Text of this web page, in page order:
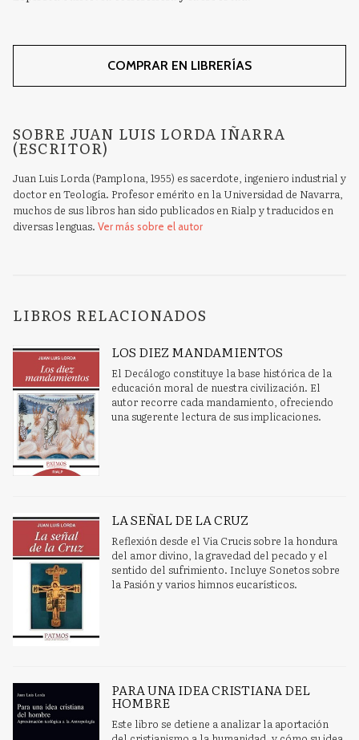
COMPRAR EN LIBRERÍAS
SOBRE JUAN LUIS LORDA IÑARRA
(ESCRITOR)
Juan Luis Lorda (Pamplona, 1955) es sacerdote, ingeniero industrial y
doctor en Teología. Profesor emérito en la Universidad de Navarra,
muchos de sus libros han sido publicados en Rialp y traducidos en
diversas lenguas. Ver más sobre el autor
LIBROS RELACIONADOS
LOS DIEZ MANDAMIENTOS
El Decálogo constituye la base histórica de la
educación moral de nuestra civilización. El
autor recorre cada mandamiento, ofreciendo
una sugerente lectura de sus implicaciones.
LA SEÑAL DE LA CRUZ
Reflexión desde el Via Crucis sobre la hondura
del amor divino, la gravedad del pecado y el
sentido del sufrimiento. Incluye Sonetos sobre
la Pasión y varios himnos eucarísticos.
PARA UNA IDEA CRISTIANA DEL
HOMBRE
Este libro se detiene a analizar la aportación